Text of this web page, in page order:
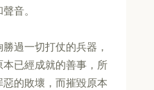
音。
過一切打仗的兵器，
已經成就的善事，所
的敗壞，而摧毀原本